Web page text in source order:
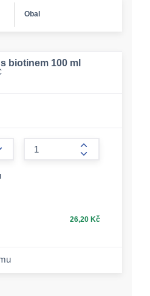
Obal
biotinem 100 ml
form.increase-
26,20 Kč